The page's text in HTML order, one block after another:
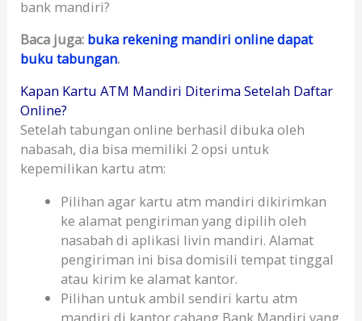
bank mandiri?
Baca juga: buka rekening mandiri online dapat
buku tabungan.
Kapan Kartu ATM Mandiri Diterima Setelah Daftar
Online?
Setelah tabungan online berhasil dibuka oleh
nabasah, dia bisa memiliki 2 opsi untuk
kepemilikan kartu atm:
Pilihan agar kartu atm mandiri dikirimkan
ke alamat pengiriman yang dipilih oleh
nasabah di aplikasi livin mandiri. Alamat
pengiriman ini bisa domisili tempat tinggal
atau kirim ke alamat kantor.
Pilihan untuk ambil sendiri kartu atm
mandiri di kantor cabang Bank Mandiri yang